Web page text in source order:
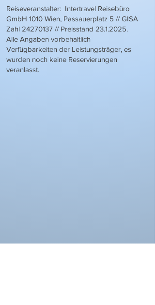
Reiseveranstalter: Intertravel Reisebüro
GmbH 1010 Wien, Passauerplatz 5 // GISA
Zahl 24270137 // Preisstand 23.1.2025.
Alle Angaben vorbehaltlich
Verfügbarkeiten der Leistungsträger, es
wurden noch keine Reservierungen
veranlasst.